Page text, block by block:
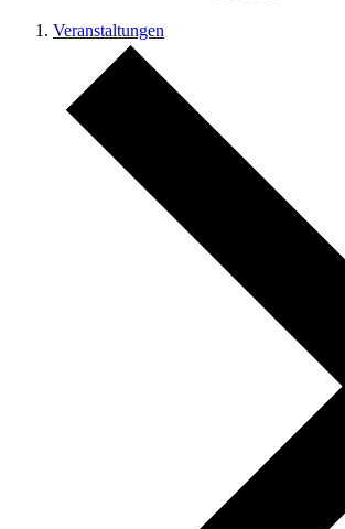
Veranstaltungen